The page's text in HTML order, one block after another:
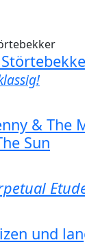
& The
Sun
und